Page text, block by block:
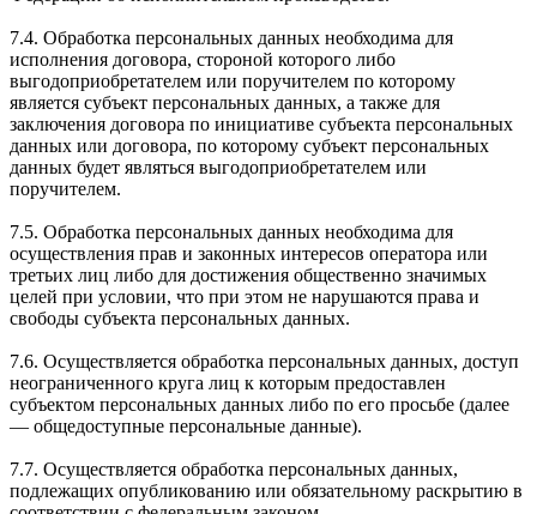
7.4. Обработка персональных данных необходима для
исполнения договора, стороной которого либо
выгодоприобретателем или поручителем по которому
является субъект персональных данных, а также для
заключения договора по инициативе субъекта персональных
данных или договора, по которому субъект персональных
данных будет являться выгодоприобретателем или
поручителем.
7.5. Обработка персональных данных необходима для
осуществления прав и законных интересов оператора или
третьих лиц либо для достижения общественно значимых
целей при условии, что при этом не нарушаются права и
свободы субъекта персональных данных.
7.6. Осуществляется обработка персональных данных, доступ
неограниченного круга лиц к которым предоставлен
субъектом персональных данных либо по его просьбе (далее
— общедоступные персональные данные).
7.7. Осуществляется обработка персональных данных,
подлежащих опубликованию или обязательному раскрытию в